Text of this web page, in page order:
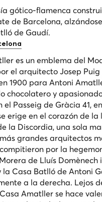
gótico-flamenca
de Barcelona,
de Gaudí.
es un emblema del
el arquitecto Josep
1900 para Antoni
chocolatero y
el Passeig de Gràcia 41,
erige en el corazón de
la Discordia, una sola
grandes arquitectos
por la
de Lluís Domènech
la Casa Batlló de Antoni
a la derecha. Lejos
Amatller se hace